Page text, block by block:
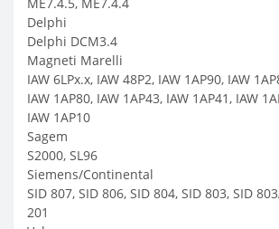
Delphi
Delphi DCM3.4
Magneti Marelli
IAW 6LPx.x, IAW 48P2, IAW 1AP90, IAW
IAW 1AP80, IAW 1AP43, IAW 1AP41, IAW
IAW 1AP10
Sagem
S2000, SL96
Siemens/Continental
SID 807, SID 806, SID 804, SID 803, SID
201